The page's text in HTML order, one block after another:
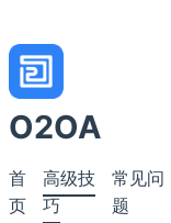
O2OA
首
页
高级技
巧
常见问
题